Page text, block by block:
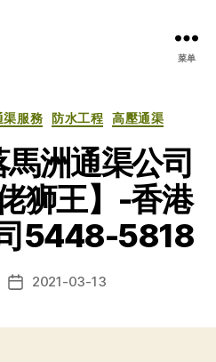
菜单
分
渠服務 防水工程 高壓通渠
洲通渠公司
狮王】-香港
5448-5818
发 2021-03-13